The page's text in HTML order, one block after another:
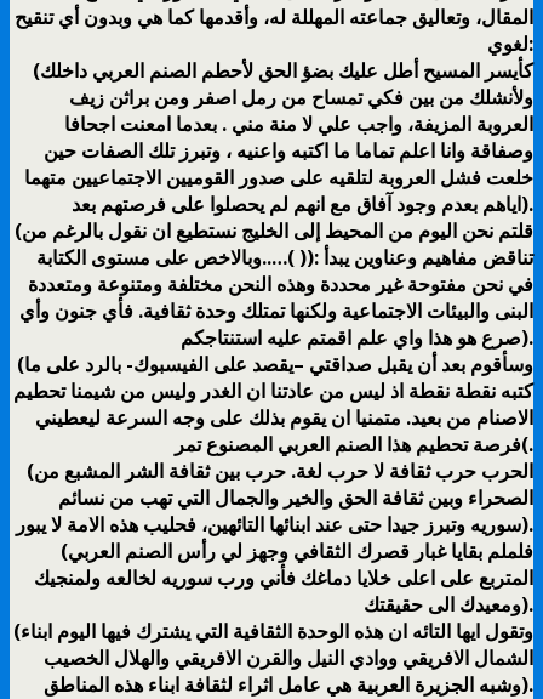
المقال، وتعاليق جماعته المهللة له، وأقدمها كما هي وبدون أي تنقيح
لغوي:
(كأيسر المسيح أطل عليك بضؤ الحق لأحطم الصنم العربي داخلك
ولأنشلك من بين فكي تمساح من رمل اصفر ومن براثن زيف
العروبة المزيفة، واجب علي لا منة مني . بعدما امعنت اجحافا
وصفاقة وانا اعلم تماما ما اكتبه واعنيه ، وتبرز تلك الصفات حين
خلعت فشل العروبة لتلقيه على صدور القوميين الاجتماعيين متهما
اياهم بعدم وجود آفاق مع انهم لم يحصلوا على فرصتهم بعد).
(قلتم نحن اليوم من المحيط إلى الخليج نستطيع ان نقول بالرغم من
( )…..وبالاخص على مستوى الكتابة): تناقض مفاهيم وعناوين يبدأ
في نحن مفتوحة غير محددة وهذه النحن مختلفة ومتنوعة ومتعددة
البنى والبيئات الاجتماعية ولكنها تمتلك وحدة ثقافية. فأي جنون وأي
صرع هو هذا واي علم اقمتم عليه استنتاجكم).
(وسأقوم بعد أن يقبل صداقتي –يقصد على الفيسبوك- بالرد على ما
كتبه نقطة نقطة اذ ليس من عادتنا ان الغدر وليس من شيمنا تحطيم
الاصنام من بعيد. متمنيا ان يقوم بذلك على وجه السرعة ليعطيني
فرصة تحطيم هذا الصنم العربي المصنوع تمر(.
(الحرب حرب ثقافة لا حرب لغة. حرب بين ثقافة الشر المشبع من
الصحراء وبين ثقافة الحق والخير والجمال التي تهب من نسائم
سوريه وتبرز جيدا حتى عند ابنائها التائهين، فحليب هذه الامة لا يبور).
(فلملم بقايا غبار قصرك الثقافي وجهز لي رأس الصنم العربي
المتربع على اعلى خلايا دماغك فأني ورب سوريه لخالعه ولمنجيك
ومعيدك الى حقيقتك).
(وتقول ايها التائه ان هذه الوحدة الثقافية التي يشترك فيها اليوم ابناء
الشمال الافريقي ووادي النيل والقرن الافريقي والهلال الخصيب
وشبه الجزيرة العربية هي عامل اثراء لثقافة ابناء هذه المناطق).